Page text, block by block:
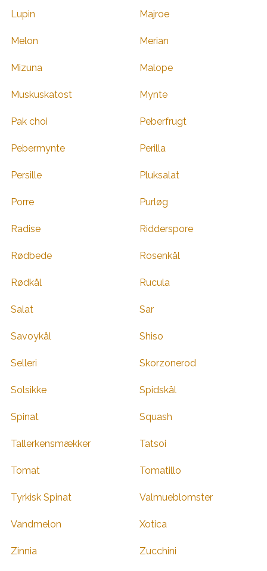
Lupin Majroe
Melon Merian
Mizuna Malope
Muskuskatost Mynte
Pak choi Peberfrugt
Pebermynte Perilla
Persille Pluksalat
Porre Purløg
Radise Ridderspore
Rødbede Rosenkål
Rødkål Rucula
Salat Sar
Savoykål Shiso
Selleri Skorzonerod
Solsikke Spidskål
Spinat Squash
Tallerkensmækker Tatsoi
Tomat Tomatillo
Tyrkisk Spinat Valmueblomster
Vandmelon Xotica
Zinnia Zucchini